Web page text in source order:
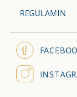
REGULAMIN